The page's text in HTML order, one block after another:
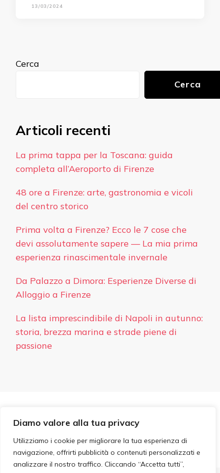
Diamo valore alla tua privacy
Utilizziamo i cookie per migliorare la tua esperienza di
navigazione, offrirti pubblicità o contenuti personalizzati e
analizzare il nostro traffico. Cliccando “Accetta tutti”,
13/03/2024
Cerca
Cerca
Articoli recenti
La prima tappa per la Toscana: guida
completa all’Aeroporto di Firenze
48 ore a Firenze: arte, gastronomia e vicoli
del centro storico
Prima volta a Firenze? Ecco le 7 cose che
devi assolutamente sapere — La mia prima
esperienza rinascimentale invernale
Da Palazzo a Dimora: Esperienze Diverse di
Alloggio a Firenze
La lista imprescindibile di Napoli in autunno:
storia, brezza marina e strade piene di
passione
Hotel Ideale
. Tutti i diritti riservati.
Blossom PinIt | Sviluppato daBlossom Themes. Powered
WordPress